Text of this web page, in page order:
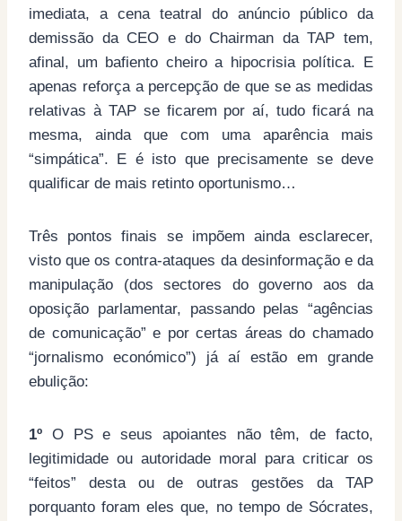
imediata, a cena teatral do anúncio público da
demissão da CEO e do Chairman da TAP tem,
afinal, um bafiento cheiro a hipocrisia política. E
apenas reforça a percepção de que se as medidas
relativas à TAP se ficarem por aí, tudo ficará na
mesma, ainda que com uma aparência mais
“simpática”. E é isto que precisamente se deve
qualificar de mais retinto oportunismo…
Três pontos finais se impõem ainda esclarecer,
visto que os contra-ataques da desinformação e da
manipulação (dos sectores do governo aos da
oposição parlamentar, passando pelas “agências
de comunicação” e por certas áreas do chamado
“jornalismo económico”) já aí estão em grande
ebulição:
1º O PS e seus apoiantes não têm, de facto,
legitimidade ou autoridade moral para criticar os
“feitos” desta ou de outras gestões da TAP
porquanto foram eles que, no tempo de Sócrates,